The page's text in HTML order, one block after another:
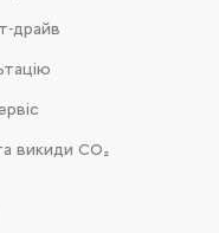
драйв
викиди CO₂